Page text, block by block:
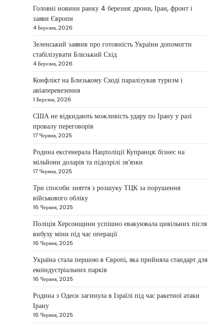
Kolomysheva Anastasiya
17 Червня,
2025
У США не виключають застосування сили проти
Ірану, якщо дипломатичні переговори не
принесуть бажаних результатів.…
Дубай зберігає статус глобального
хабу та приваблює український
бізнес
Taisiya Kovalchuk 5 Березня, 2026
Дубай протягом багатьох років утримує статус
одного з найбільш привабливих міжнародних
центрів для ведення бізнесу…
НОВИНИ
Головні новини ранку 4 березня:
дрони, Іран, фронт і заяви Європи
Taisiya Kovalchuk
Україна може долучитися до посилення систем
протидії іранським дронам на Близькому Сході,
новим верховним лідером…
НОВИНИ
Зеленський заявив про готовність
України допомогти стабілізувати
Близький Схід
Taisiya Kovalchuk 4 Березня, 2026
Президент України Володимир Зеленський
Головні новини ранку 4 березня: дрони, Іран, фронт і
заяви Європи
4 Березня, 2026
Зеленський заявив про готовність України допомогти
стабілізувати Близький Схід
4 Березня, 2026
Конфлікт на Близькому Сході паралізував туризм і
авіаперевезення
1 Березня, 2026
США не відкидають можливість удару по Ірану у разі
провалу переговорів
17 Червня, 2025
Родина ексгенерала Нацполіції Купранця: бізнес на
мільйони доларів та підозрілі зв’язки
17 Червня, 2025
Три способи зняття з розшуку ТЦК за порушення
військового обліку
16 Червня, 2025
Поліція Херсонщини успішно евакуювала цивільних після
вибуху міни під час операції
16 Червня, 2025
Україна стала першою в Європі, яка прийняла стандарт для
екоіндустріальних парків
16 Червня, 2025
Родина з Одеси загинула в Ізраїлі під час ракетної атаки
Ірану
16 Червня, 2025